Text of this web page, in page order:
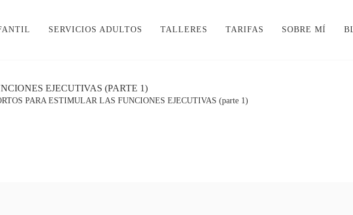
SERVICIOS ADULTOS TALLERES TARIFAS SOBRE MÍ
EJECUTIVAS (PARTE 1)
PARA ESTIMULAR LAS FUNCIONES EJECUTIVAS (parte 1)